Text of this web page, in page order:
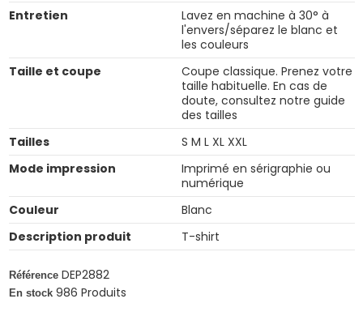
Entretien
Lavez en machine à 30° à
l'envers/séparez le blanc et
les couleurs
Taille et coupe
Coupe classique. Prenez votre
taille habituelle. En cas de
doute, consultez notre guide
des tailles
Tailles
S M L XL XXL
Mode impression
Imprimé en sérigraphie ou
numérique
Couleur
Blanc
Description produit
T-shirt
Référence DEP2882
En stock 986 Produits